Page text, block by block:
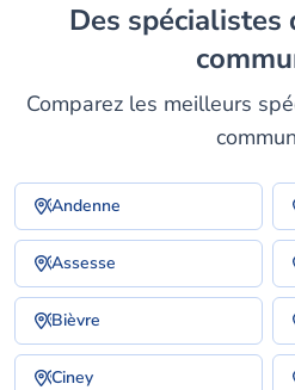
Des spécialistes dans d’autres
Comparez les meilleurs
Andenne
Assesse
Bièvre
Ciney